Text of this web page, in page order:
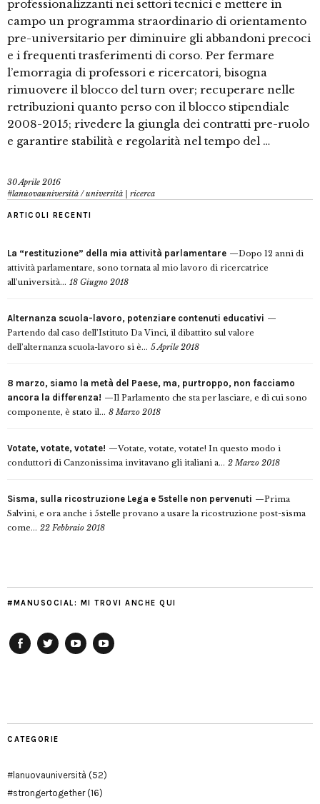
professionalizzanti nei settori tecnici e mettere in
campo un programma straordinario di orientamento
pre-universitario per diminuire gli abbandoni precoci
e i frequenti trasferimenti di corso. Per fermare
l’emorragia di professori e ricercatori, bisogna
rimuovere il blocco del turn over; recuperare nelle
retribuzioni quanto perso con il blocco stipendiale
2008-2015; rivedere la giungla dei contratti pre-ruolo
e garantire stabilità e regolarità nel tempo del …
30 Aprile 2016
#lanuovauniversità /università | ricerca
ARTICOLI RECENTI
La “restituzione” della mia attività parlamentare
Dopo 12 anni di
attività parlamentare, sono tornata al mio lavoro di ricercatrice
all’università... 18 Giugno 2018
Alternanza scuola-lavoro, potenziare contenuti educativi
Partendo dal caso dell’Istituto Da Vinci, il dibattito sul valore
dell’alternanza scuola-lavoro si è... 5 Aprile 2018
8 marzo, siamo la metà del Paese, ma, purtroppo, non facciamo
ancora la differenza!
Il Parlamento che sta per lasciare, e di cui sono
componente, è stato il... 8 Marzo 2018
Votate, votate, votate!
Votate, votate, votate! In questo modo i
conduttori di Canzonissima invitavano gli italiani a... 2 Marzo 2018
Sisma, sulla ricostruzione Lega e 5stelle non pervenuti
Prima
Salvini, e ora anche i 5stelle provano a usare la ricostruzione post-sisma
come... 22 Febbraio 2018
#MANUSOCIAL: MI TROVI ANCHE QUI
CATEGORIE
#lanuovauniversità (52)
#strongertogether(16)